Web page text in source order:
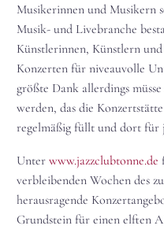
Musikerinnen und Musikern
Musik- und Livebranche
Künstlerinnen, Künstlern
Konzerten für niveauvolle
größte Dank allerdings
werden, das die
regelmäßig füllt und dort für
Unter www.jazzclubtonne.de
verbleibenden Wochen des
herausragende
Grundstein für einen elften